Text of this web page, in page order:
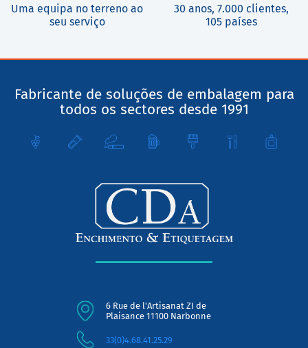
Uma equipa no terreno ao
seu serviço
30 anos, 7.000 clientes,
105 países
Fabricante de soluções de embalagem para
todos os sectores desde 1991
6 Rue de l'Artisanat ZI de
Plaisance 11100 Narbonne
33(0)4.68.41.25.29